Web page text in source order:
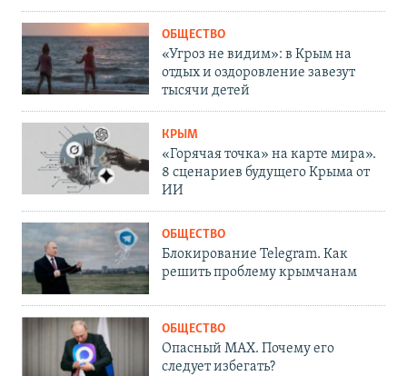
ОБЩЕСТВО
«Угроз не видим»: в Крым на
отдых и оздоровление завезут
тысячи детей
КРЫМ
«Горячая точка» на карте мира».
8 сценариев будущего Крыма от
ИИ
ОБЩЕСТВО
Блокирование Telegram. Как
решить проблему крымчанам
ОБЩЕСТВО
Опасный MAX. Почему его
следует избегать?